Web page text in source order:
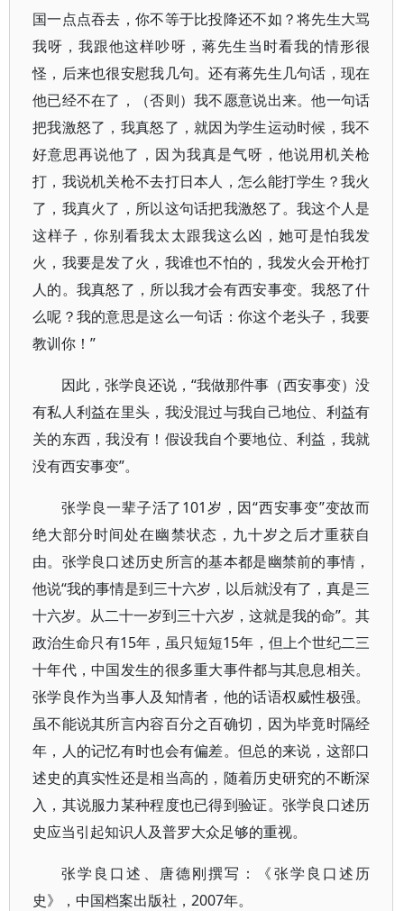
国一点点吞去，你不等于比投降还不如？将先生大骂
我呀，我跟他这样吵呀，蒋先生当时看我的情形很
怪，后来也很安慰我几句。还有蒋先生几句话，现在
他已经不在了，（否则）我不愿意说出来。他一句话
把我激怒了，我真怒了，就因为学生运动时候，我不
好意思再说他了，因为我真是气呀，他说用机关枪
打，我说机关枪不去打日本人，怎么能打学生？我火
了，我真火了，所以这句话把我激怒了。我这个人是
这样子，你别看我太太跟我这么凶，她可是怕我发
火，我要是发了火，我谁也不怕的，我发火会开枪打
人的。我真怒了，所以我才会有西安事变。我怒了什
么呢？我的意思是这么一句话：你这个老头子，我要
教训你！”
因此，张学良还说，“我做那件事（西安事变）没
有私人利益在里头，我没混过与我自己地位、利益有
关的东西，我没有！假设我自个要地位、利益，我就
没有西安事变”。
张学良一辈子活了101岁，因“西安事变”变故而
绝大部分时间处在幽禁状态，九十岁之后才重获自
由。张学良口述历史所言的基本都是幽禁前的事情，
他说“我的事情是到三十六岁，以后就没有了，真是三
十六岁。从二十一岁到三十六岁，这就是我的命”。其
政治生命只有15年，虽只短短15年，但上个世纪二三
十年代，中国发生的很多重大事件都与其息息相关。
张学良作为当事人及知情者，他的话语权威性极强。
虽不能说其所言内容百分之百确切，因为毕竟时隔经
年，人的记忆有时也会有偏差。但总的来说，这部口
述史的真实性还是相当高的，随着历史研究的不断深
入，其说服力某种程度也已得到验证。张学良口述历
史应当引起知识人及普罗大众足够的重视。
张学良口述、唐德刚撰写：《张学良口述历
史》，中国档案出版社，2007年。